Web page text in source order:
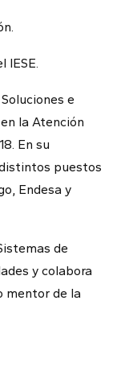
IESE.
e
la Atención
En su
puestos
Endesa y
de
y colabora
mentor de la